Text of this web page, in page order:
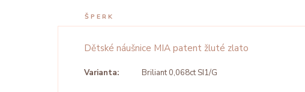
ŠPERK
Dětské náušnice MIA patent žluté zlato
Varianta: Briliant 0,068ct SI1/G